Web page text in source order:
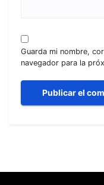
Guarda mi nombre,
navegador para la